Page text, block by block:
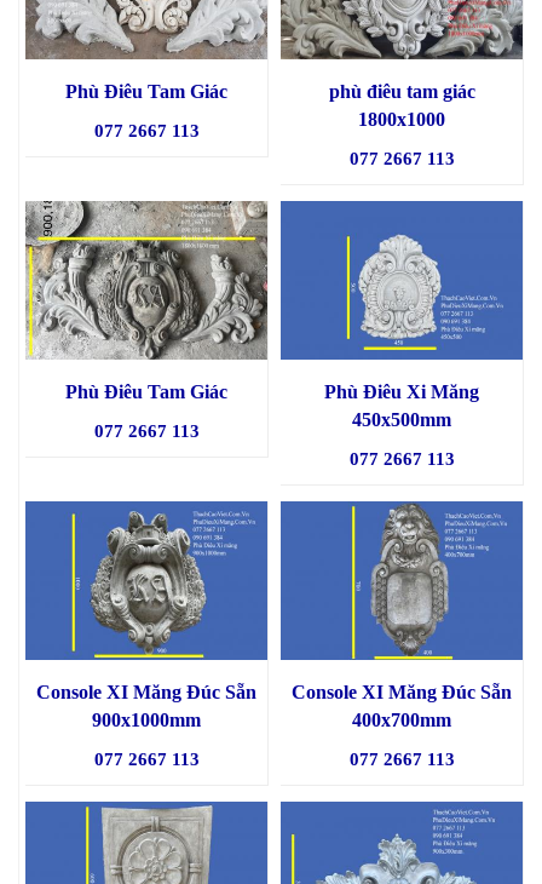
Phù Điêu Tam Giác
077 2667 113
phù điêu tam giác
1800x1000
077 2667 113
Phù Điêu Tam Giác
077 2667 113
Phù Điêu Xi Măng
450x500mm
077 2667 113
Console XI Măng Đúc Sẵn
900x1000mm
077 2667 113
Console XI Măng Đúc Sẵn
400x700mm
077 2667 113